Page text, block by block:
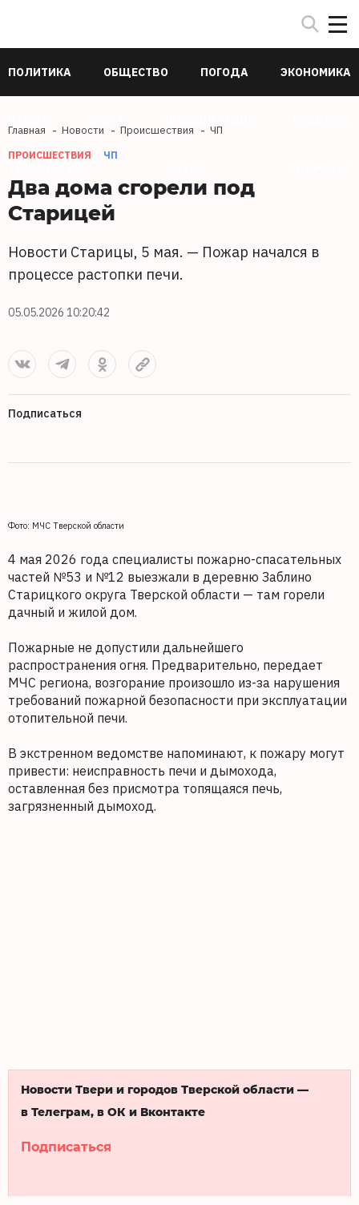
ПОЛИТИКА ОБЩЕСТВО ПОГОДА ЭКОНОМИКА
Главная Новости Происшествия ЧП
ПРОИСШЕСТВИЯ ЧП
Два дома сгорели под
Старицей
Новости Старицы, 5 мая. — Пожар начался в
процессе растопки печи.
05.05.2026 10:20:42
Подписаться
Фото: МЧС Тверской области
4 мая 2026 года специалисты пожарно-спасательных
частей №53 и №12 выезжали в деревню Заблино
Старицкого округа Тверской области — там горели
дачный и жилой дом.
Пожарные не допустили дальнейшего
распространения огня. Предварительно, передает
МЧС региона, возгорание произошло из-за нарушения
требований пожарной безопасности при эксплуатации
отопительной печи.
В экстренном ведомстве напоминают, к пожару могут
привести: неисправность печи и дымохода,
оставленная без присмотра топящаяся печь,
загрязненный дымоход.
Новости Твери и городов Тверской области —
в Телеграм, в ОК и Вконтакте
Подписаться